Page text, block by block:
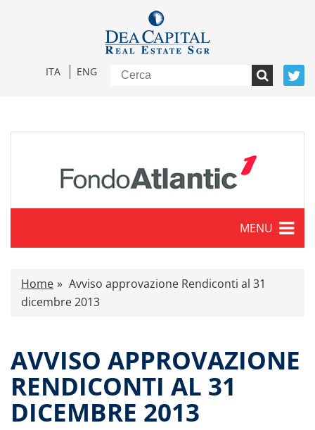
ITA ENG
MENU
Caratteristiche
Comunicati stampa
Documenti di offerta
Relazioni di gestione e Resoconti intermedi
Governance
Home
Avviso approvazione Rendiconti al 31
dicembre 2013
AVVISO APPROVAZIONE
RENDICONTI AL 31
DICEMBRE 2013